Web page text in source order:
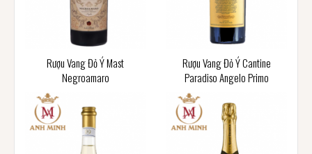
Rượu Vang Đỏ Ý Mast
Negroamaro
Rượu Vang Đỏ Ý Cantine
Paradiso Angelo Primo